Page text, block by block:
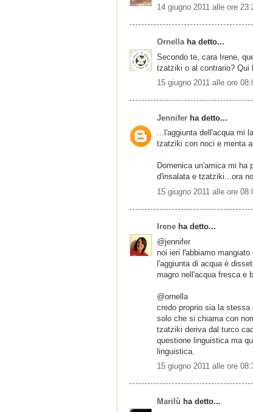
14 giugno 2011 alle ore
Ornellaha detto...
Secondo te, cara Irene,
tzatziki o al contrario? Qui
15 giugno 2011 alle ore
Jennifer ha detto...
...l'aggiunta dell'acqua mi
tzatziki con noci e menta
Domenica un'amica mi ha
d'insalata e tzatziki...ora
15 giugno 2011 alle ore
Irene ha detto...
@jennifer
noi ieri l'abbiamo
l'aggiunta di acqua è
magro nell'acqua fresca e
@ornella
credo proprio sia la stessa
solo che si chiama con
tzatziki deriva dal turco
questione linguistica ma
linguistica.
15 giugno 2011 alle ore
Marilù ha detto...